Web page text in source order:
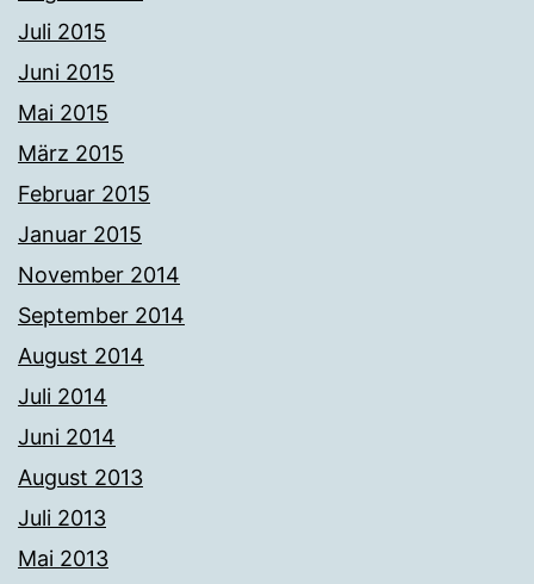
Juli 2015
Juni 2015
Mai 2015
März 2015
Februar 2015
Januar 2015
November 2014
September 2014
August 2014
Juli 2014
Juni 2014
August 2013
Juli 2013
Mai 2013